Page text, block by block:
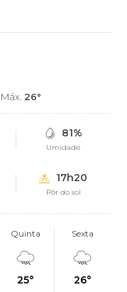
Máx. 26°
81%
Umidade
17h20
Pôr do sol
Quinta
25°
Sexta
26°